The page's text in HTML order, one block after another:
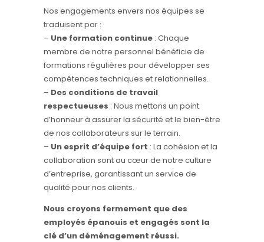
Nos engagements envers nos équipes se
traduisent par :
– Une formation continue : Chaque
membre de notre personnel bénéficie de
formations régulières pour développer ses
compétences techniques et relationnelles.
– Des conditions de travail
respectueuses : Nous mettons un point
d’honneur à assurer la sécurité et le bien-être
de nos collaborateurs sur le terrain.
– Un esprit d’équipe fort : La cohésion et la
collaboration sont au cœur de notre culture
d’entreprise, garantissant un service de
qualité pour nos clients.
Nous croyons fermement que des
employés épanouis et engagés sont la
clé d’un déménagement réussi.